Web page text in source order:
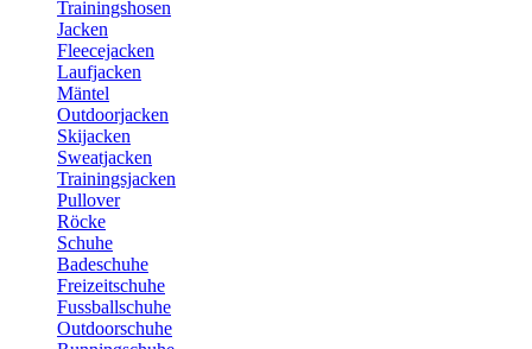
Trainingshosen
Jacken
Fleecejacken
Laufjacken
Mäntel
Outdoorjacken
Skijacken
Sweatjacken
Trainingsjacken
Pullover
Röcke
Schuhe
Badeschuhe
Freizeitschuhe
Fussballschuhe
Outdoorschuhe